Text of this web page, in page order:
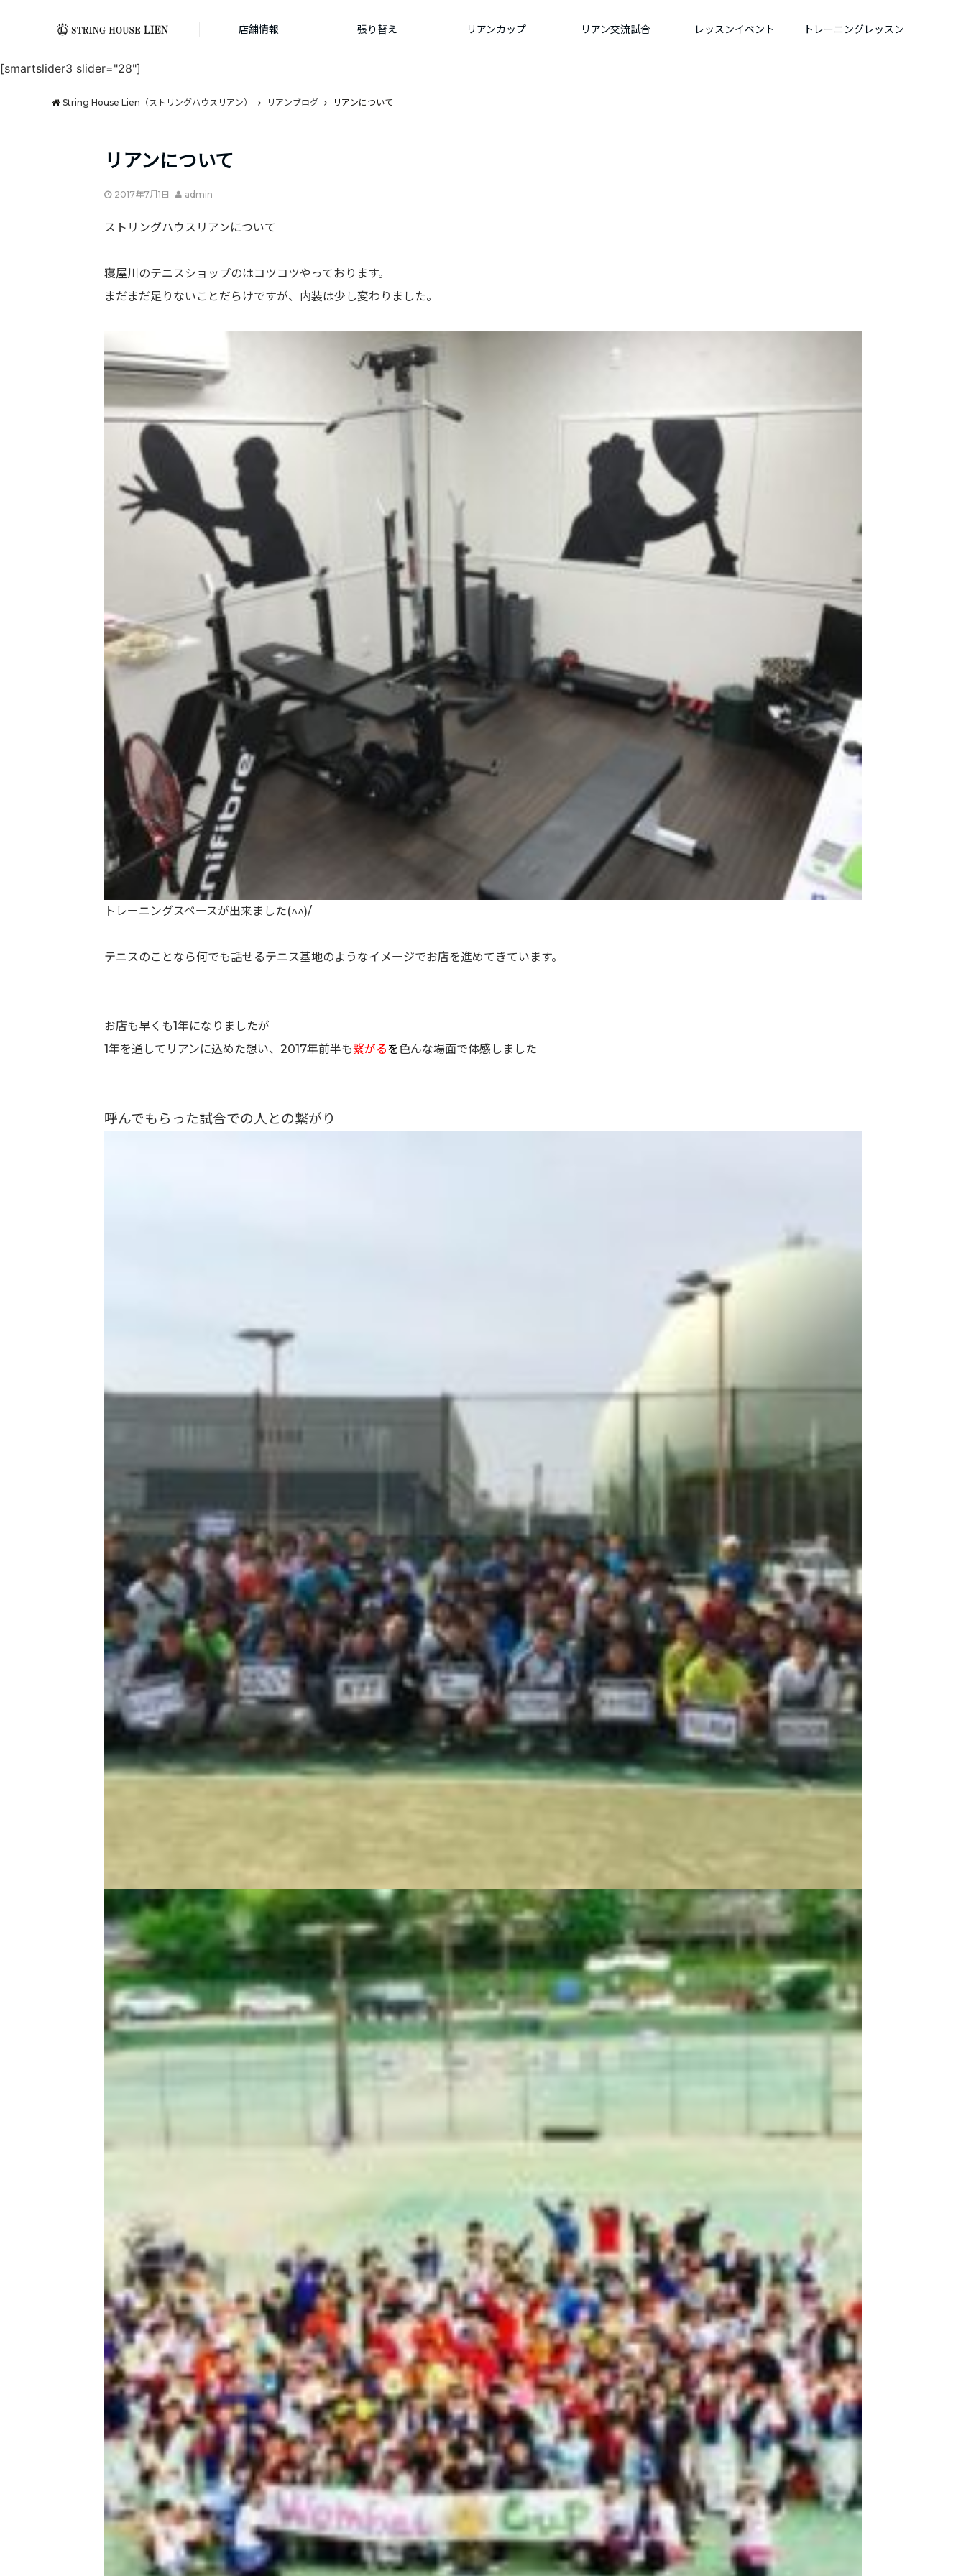
店舗情報 張り替え リアンカップ リアン交流試合 レッスンイベント トレーニングレッスン
[smartslider3 slider="28"]
String House Lien（ストリングハウスリアン） リアンブログ リアンについて
リアンについて
2017年7月1日 admin
ストリングハウスリアンについて
寝屋川のテニスショップのはコツコツやっております。
まだまだ足りないことだらけですが、内装は少し変わりました。
トレーニングスペースが出来ました(^^)/
テニスのことなら何でも話せるテニス基地のようなイメージでお店を進めてきています。
お店も早くも1年になりましたが
1年を通してリアンに込めた想い、2017年前半も繋がるを色んな場面で体感しました
呼んでもらった試合での人との繋がり